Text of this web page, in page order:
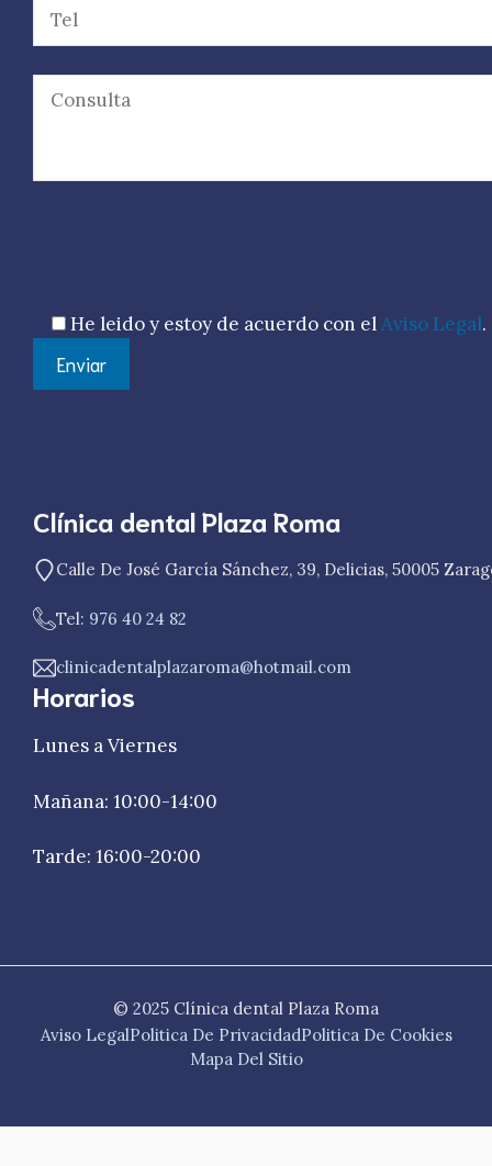
He leido y estoy de acuerdo con elAviso Legal.
Clínica dental Plaza Roma
Calle De José García Sánchez, 39, Delicias, 50005
Tel: 976 40 24 82
clinicadentalplazaroma@hotmail.com
Horarios
Lunes a Viernes
Mañana: 10:00-14:00
Tarde: 16:00-20:00
© 2025 Clínica dental Plaza Roma
Aviso LegalPolitica De PrivacidadPolitica De Cookies
Mapa Del Sitio